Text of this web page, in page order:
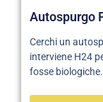
Autospurgo
Cerchi un
interviene H24
fosse